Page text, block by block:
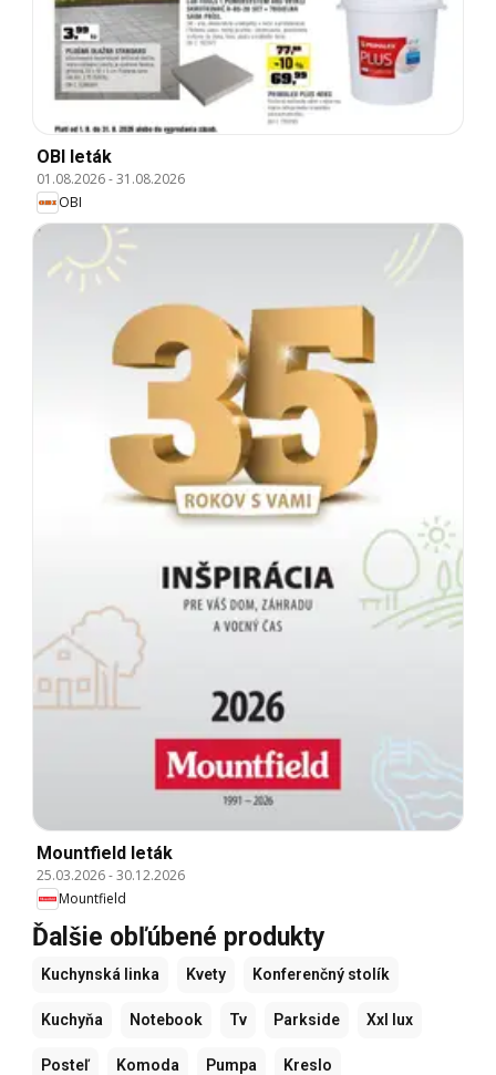
OBI leták
01.08.2026-31.08.2026
OBI
Mountfield leták
25.03.2026-30.12.2026
Mountfield
Ďalšie obľúbené produkty
Kuchynská linka Kvety Konferenčný stolík
Kuchyňa Notebook Tv Parkside Xxl lux
Posteľ Komoda Pumpa Kreslo